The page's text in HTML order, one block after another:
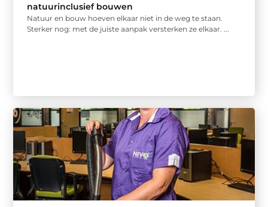
natuurinclusief bouwen
Natuur en bouw hoeven elkaar niet in de weg te staan.
Sterker nog: met de juiste aanpak versterken ze elkaar. ...